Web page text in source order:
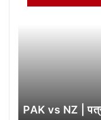
PAK vs NZ |